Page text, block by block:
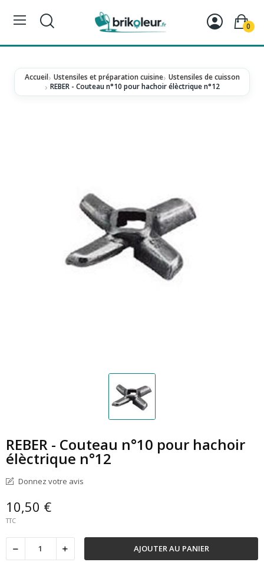
0
Accueil Ustensiles et préparation cuisine Ustensiles de cuisson
REBER - Couteau n°10 pour hachoir élèctrique n°12
REBER - Couteau n°10 pour hachoir
élèctrique n°12
Donnez votre avis
10,50 €
TTC
AJOUTER AU PANIER